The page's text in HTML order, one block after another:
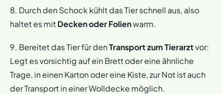
8. Durch den Schock kühlt das Tier schnell aus, also
haltet es mitDecken oder Folienwarm.
9. Bereitet das Tier für denTransport zum Tierarztvor:
Legt es vorsichtig auf ein Brett oder eine ähnliche
Trage, in einen Karton oder eine Kiste, zur Not ist auch
der Transport in einer Wolldecke möglich.